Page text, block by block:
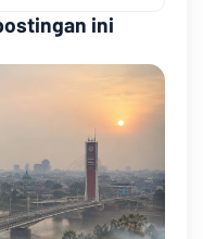
ini